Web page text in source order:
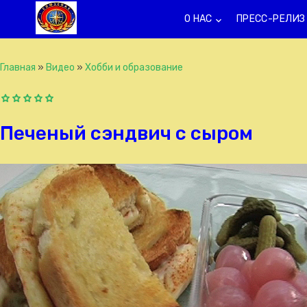
О НАС keyboard_arrow_down ПРЕСС-РЕЛИЗ
Главная » Видео » Хобби и образование
Печеный сэндвич с сыром